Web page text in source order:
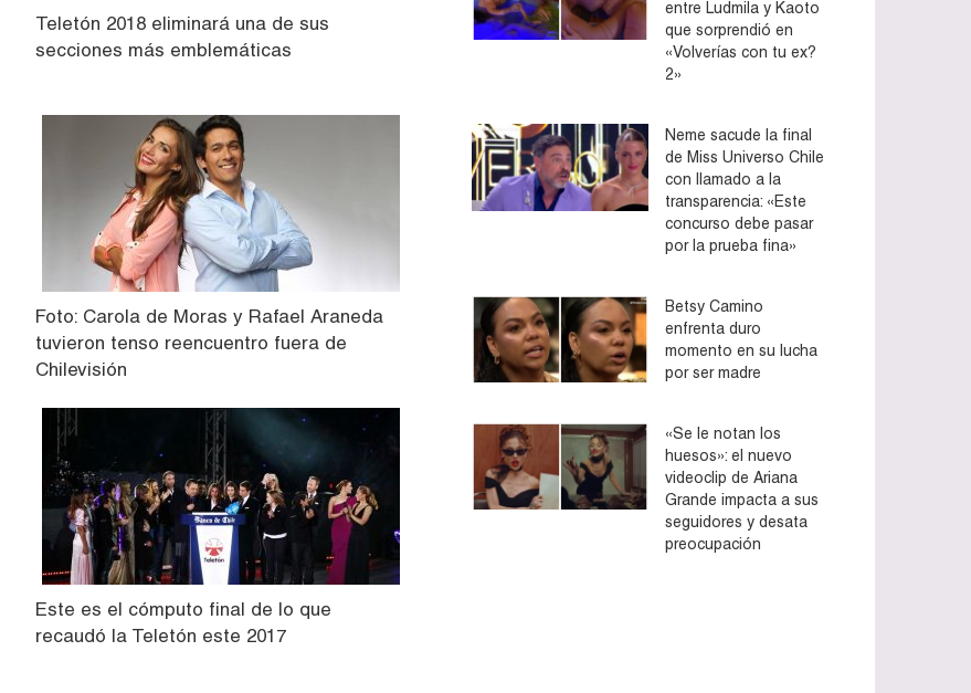
Teletón 2018 eliminará una de sus
secciones más emblemáticas
Foto: Carola de Moras y Rafael Araneda
tuvieron tenso reencuentro fuera de
Chilevisión
Este es el cómputo final de lo que
recaudó la Teletón este 2017
entre Ludmila y Kaoto
que sorprendió en
«Volverías con tu ex?
2»
Neme sacude la final
de Miss Universo Chile
con llamado a la
transparencia: «Este
concurso debe pasar
por la prueba fina»
Betsy Camino
enfrenta duro
momento en su lucha
por ser madre
«Se le notan los
huesos»: el nuevo
videoclip de Ariana
Grande impacta a sus
seguidores y desata
preocupación